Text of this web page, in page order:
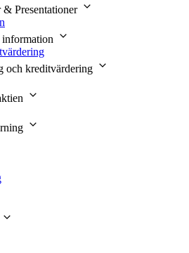
Presentationer
och kreditvärdering